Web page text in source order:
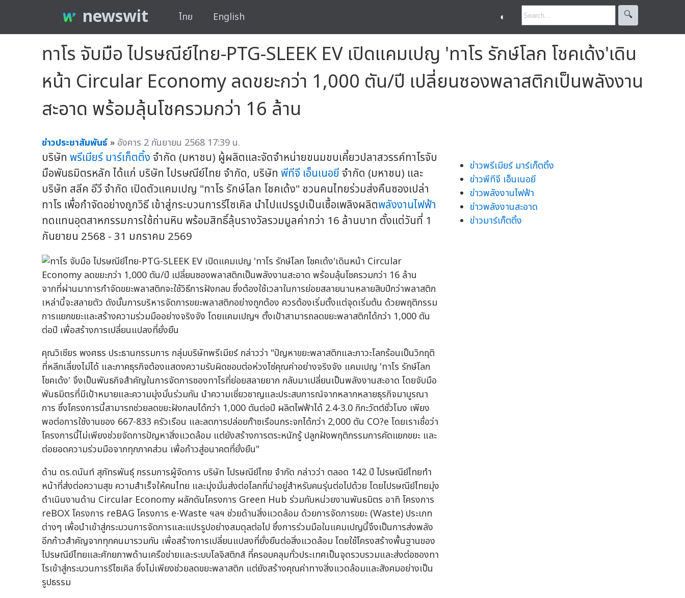
newswit ไทย English ◐ 🔍︎
ทาโร จับมือ ไปรษณีย์ไทย-PTG-SLEEK EV เปิดแคมเปญ 'ทาโร รักษ์โลก โชคเด้ง'เดิน
หน้า Circular Economy ลดขยะกว่า 1,000 ตัน/ปี เปลี่ยนซองพลาสติกเป็นพลังงาน
สะอาด พร้อมลุ้นโชครวมกว่า 16 ล้าน
ข่าวประชาสัมพันธ์ » อังคาร 2 กันยายน 2568 17:39 น.
บริษัท พรีเมียร์ มาร์เก็ตติ้งจำกัด (มหาชน) ผู้ผลิตและจัดจำหน่ายขนมขบเคี้ยวปลาสวรรค์ทาโรจับ
มือพันธมิตรหลัก ได้แก่ บริษัท ไปรษณีย์ไทย จำกัด, บริษัท พีทีจี เอ็นเนอยีจำกัด (มหาชน) และ
บริษัท สลีค อีวี จำกัด เปิดตัวแคมเปญ "ทาโร รักษ์โลก โชคเด้ง" ชวนคนไทยร่วมส่งคืนซองเปล่า
ทาโร เพื่อกำจัดอย่างถูกวิธี เข้าสู่กระบวนการรีไซเคิล นำไปแปรรูปเป็นเชื้อเพลิงผลิตพลังงานไฟฟ้า
ทดแทนอุตสาหกรรมการใช้ถ่านหิน พร้อมสิทธิ์ลุ้นรางวัลรวมมูลค่ากว่า 16 ล้านบาท ตั้งแต่วันที่ 1
กันยายน 2568 - 31 มกราคม 2569
จากที่ผ่านมาการกำจัดขยะพลาสติกจะใช้วิธีการฝังกลบ ซึ่งต้องใช้เวลาในการย่อยสลายนานหลายสิบปีกว่าพลาสติก
เหล่านี้จะสลายตัว ดังนั้นการบริหารจัดการขยะพลาสติกอย่างถูกต้อง ควรต้องเริ่มตั้งแต่จุดเริ่มต้น ด้วยพฤติกรรม
การแยกขยะและสร้างความร่วมมืออย่างจริงจัง โดยแคมเปญฯ ตั้งเป้าสามารถลดขยะพลาสติกได้กว่า 1,000 ตัน
ต่อปี เพื่อสร้างการเปลี่ยนแปลงที่ยั่งยืน
คุณวิเชียร พงศธร ประธานกรรมการ กลุ่มบริษัทพรีเมียร์ กล่าวว่า "ปัญหาขยะพลาสติกและภาวะโลกร้อนเป็นวิกฤติ
ที่หลีกเลี่ยงไม่ได้ และภาคธุรกิจต้องแสดงความรับผิดชอบต่อห่วงโซ่คุณค่าอย่างจริงจัง แคมเปญ 'ทาโร รักษ์โลก
โชคเด้ง' จึงเป็นพันธกิจสำคัญในการจัดการซองทาโรที่ย่อยสลายยาก กลับมาเปลี่ยนเป็นพลังงานสะอาด โดยจับมือ
พันธมิตรที่มีเป้าหมายและความมุ่งมั่นร่วมกัน นำความเชี่ยวชาญและประสบการณ์จากหลากหลายธุรกิจมาบูรณา
การ ซึ่งโครงการนี้สามารถช่วยลดขยะฝังกลบได้กว่า 1,000 ตันต่อปี ผลิตไฟฟ้าได้ 2.4-3.0 กิกะวัตต์ชั่วโมง เพียง
พอต่อการใช้งานของ 667-833 ครัวเรือน และลดการปล่อยก๊าซเรือนกระจกได้กว่า 2,000 ตัน CO?e โดยเราเชื่อว่า
โครงการนี้ไม่เพียงช่วยจัดการปัญหาสิ่งแวดล้อม แต่ยังสร้างการตระหนักรู้ ปลูกฝังพฤติกรรมการคัดแยกขยะ และ
ต่อยอดความร่วมมือจากทุกภาคส่วน เพื่อก้าวสู่อนาคตที่ยั่งยืน"
ด้าน ดร.ดนันท์ สุภัทรพันธุ์ กรรมการผู้จัดการ บริษัท ไปรษณีย์ไทย จำกัด กล่าวว่า ตลอด 142 ปี ไปรษณีย์ไทยทำ
หน้าที่ส่งต่อความสุข ความสำเร็จให้คนไทย และมุ่งมั่นส่งต่อโลกที่น่าอยู่สำหรับคนรุ่นต่อไปด้วย โดยไปรษณีย์ไทยมุ่ง
ดำเนินงานด้าน Circular Economy ผลักดันโครงการ Green Hub ร่วมกับหน่วยงานพันธมิตร อาทิ โครงการ
reBOX โครงการ reBAG โครงการ e-Waste ฯลฯ ช่วยด้านสิ่งแวดล้อม ด้วยการจัดการขยะ (Waste) ประเภท
ต่างๆ เพื่อนำเข้าสู่กระบวนการจัดการและแปรรูปอย่างสมดุลต่อไป ซึ่งการร่วมมือในแคมเปญนี้จึงเป็นการส่งพลัง
อีกก้าวสำคัญจากทุกคนมารวมกัน เพื่อสร้างการเปลี่ยนแปลงที่ยั่งยืนต่อสิ่งแวดล้อม โดยใช้โครงสร้างพื้นฐานของ
ไปรษณีย์ไทยและศักยภาพด้านเครือข่ายและระบบโลจิสติกส์ ที่ครอบคลุมทั่วประเทศเป็นจุดรวบรวมและส่งต่อซองทา
โรเข้าสู่กระบวนการรีไซเคิล ซึ่งไม่เพียงช่วยลดขยะพลาสติก แต่ยังสร้างคุณค่าทางสิ่งแวดล้อมและสังคมอย่างเป็น
รูปธรรม
ข่าวพรีเมียร์ มาร์เก็ตติ้ง
ข่าวพีทีจี เอ็นเนอยี
ข่าวพลังงานไฟฟ้า
ข่าวพลังงานสะอาด
ข่าวมาร์เก็ตติ้ง